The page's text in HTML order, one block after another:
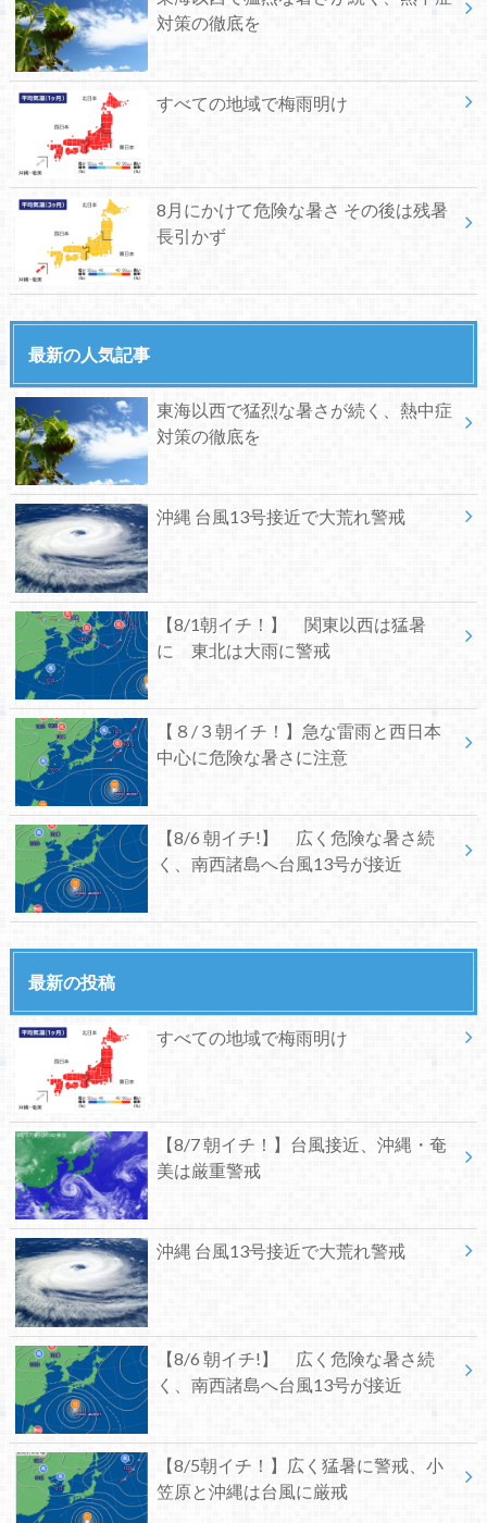
対策の徹底を
すべての地域で梅雨明け
8月にかけて危険な暑さ その後は残暑
長引かず
最新の人気記事
東海以西で猛烈な暑さが続く、熱中症
対策の徹底を
沖縄 台風13号接近で大荒れ警戒
【8/1朝イチ！】 関東以西は猛暑
に 東北は大雨に警戒
【８/３朝イチ！】急な雷雨と西日本
中心に危険な暑さに注意
【8/6 朝イチ!】 広く危険な暑さ続
く、南西諸島へ台風13号が接近
最新の投稿
すべての地域で梅雨明け
【8/7 朝イチ！】台風接近、沖縄・奄
美は厳重警戒
沖縄 台風13号接近で大荒れ警戒
【8/6 朝イチ!】 広く危険な暑さ続
く、南西諸島へ台風13号が接近
【8/5朝イチ！】広く猛暑に警戒、小
笠原と沖縄は台風に厳戒